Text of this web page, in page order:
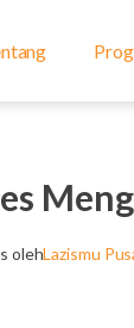
olehLazismu